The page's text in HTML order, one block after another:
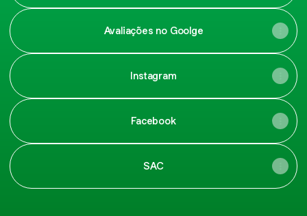
Avaliações no Goolge
Instagram
Facebook
SAC